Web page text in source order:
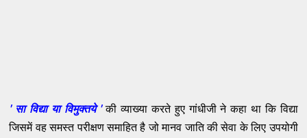
' सा विद्या या विमुक्तये 'की व्याख्या करते हुए गांधीजी ने कहा था कि विद्या
जिसमें वह समस्त परीक्षण समाहित है जो मानव जाति की सेवा के लिए उपयोगी